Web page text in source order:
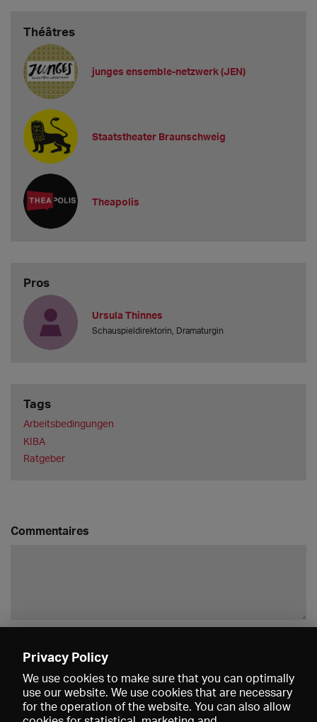
Théâtres
junges ensemble-netzwerk (JEN)
Staatstheater Braunschweig
Theapolis
Pros
Ursula Thinnes
Schauspieldirektorin, Dramaturgin
Tags
Arbeitsbedingungen
KIBA
Ratgeber
Commentaires
Privacy Policy
We use cookies to make sure that you can optimally
use our website. We use cookies that are necessary
for the operation of the website. You can also allow